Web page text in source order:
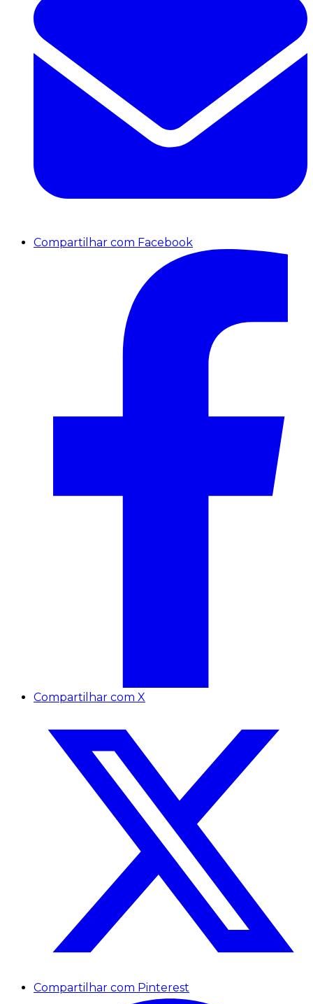
Compartilhar com Facebook
Compartilhar com X
Compartilhar com Pinterest